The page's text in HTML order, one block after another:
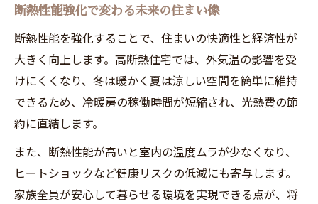
断熱性能強化で変わる未来の住まい像
断熱性能を強化することで、住まいの快適性と経済性が
大きく向上します。高断熱住宅では、外気温の影響を受
けにくくなり、冬は暖かく夏は涼しい空間を簡単に維持
できるため、冷暖房の稼働時間が短縮され、光熱費の節
約に直結します。
また、断熱性能が高いと室内の温度ムラが少なくなり、
ヒートショックなど健康リスクの低減にも寄与します。
家族全員が安心して暮らせる環境を実現できる点が、将